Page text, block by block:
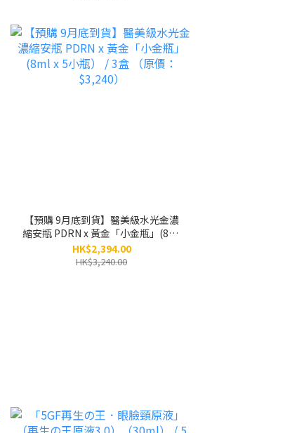
【預購 9月底到貨】醫美級水光金濃
縮安瓶 PDRN x 黃金「小金瓶」(8ml
x 5小瓶） / 3盒 （原價：$3,240）
HK$2,394.00
HK$3,240.00